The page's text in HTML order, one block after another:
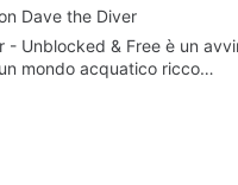
Dave the Diver
- Unblocked & Free è un
mondo acquatico ricco…